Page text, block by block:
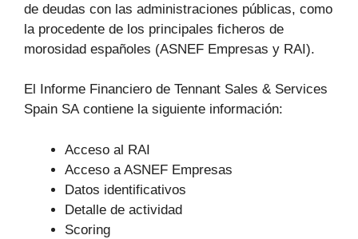
de deudas con las administraciones públicas, como
la procedente de los principales ficheros de
morosidad españoles (ASNEF Empresas y RAI).
El Informe Financiero de Tennant Sales & Services
Spain SA contiene la siguiente información:
Acceso al RAI
Acceso a ASNEF Empresas
Datos identificativos
Detalle de actividad
Scoring